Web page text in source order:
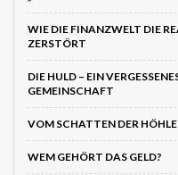
WIE DIE FINANZWELT DIE
ZERSTÖRT
DIE HULD – EIN
GEMEINSCHAFT
VOM SCHATTEN DER
WEM GEHÖRT DAS GELD?